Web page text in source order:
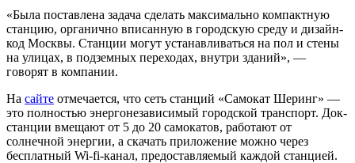
«Была поставлена задача сделать максимально компактную
станцию, органично вписанную в городскую среду и дизайн-
код Москвы. Станции могут устанавливаться на пол и стены
на улицах, в подземных переходах, внутри зданий», —
говорят в компании.
На сайте отмечается, что сеть станций «Самокат Шеринг» —
это полностью энергонезависимый городской транспорт. Док-
станции вмещают от 5 до 20 самокатов, работают от
солнечной энергии, а скачать приложение можно через
бесплатный Wi-fi-канал, предоставляемый каждой станцией.